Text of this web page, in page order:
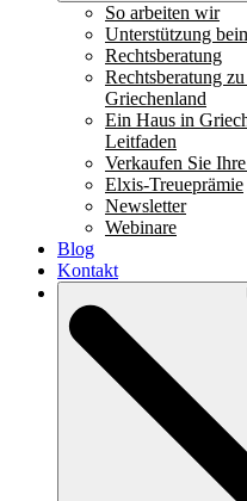
So arbeiten wir
Unterstützung
Rechtsberatung
Rechtsberatung
Griechenland
Ein Haus in
Leitfaden
Verkaufen Sie
Elxis-Treueprämie
Newsletter
Webinare
Blog
Kontakt